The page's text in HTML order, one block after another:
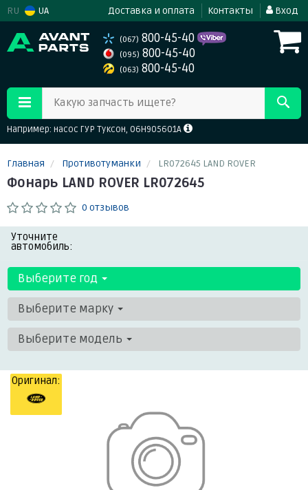
RU UA Доставка и оплата Контакты Вход
(067) 800-45-40
(095) 800-45-40
(063) 800-45-40
Какую запчасть ищете?
Например: насос ГУР Туксон, 06H905601A
Главная Противотуманки LR072645 LAND ROVER
Фонарь LAND ROVER LR072645
0 отзывов
Уточните
автомобиль:
Выберите год
Выберите марку
Выберите модель
Оригинал: